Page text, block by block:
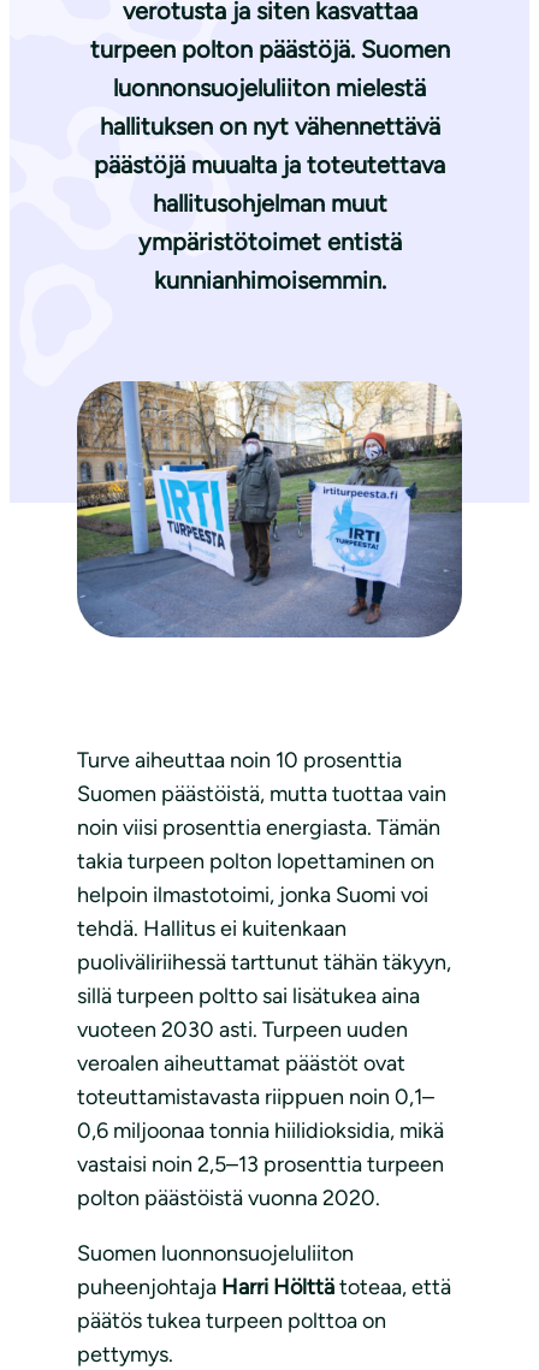
verotusta ja siten kasvattaa
turpeen polton päästöjä. Suomen
luonnonsuojeluliiton mielestä
hallituksen on nyt vähennettävä
päästöjä muualta ja toteutettava
hallitusohjelman muut
ympäristötoimet entistä
kunnianhimoisemmin.
Turve aiheuttaa noin 10 prosenttia
Suomen päästöistä, mutta tuottaa vain
noin viisi prosenttia energiasta. Tämän
takia turpeen polton lopettaminen on
helpoin ilmastotoimi, jonka Suomi voi
tehdä. Hallitus ei kuitenkaan
puoliväliriihessä tarttunut tähän täkyyn,
sillä turpeen poltto sai lisätukea aina
vuoteen 2030 asti. Turpeen uuden
veroalen aiheuttamat päästöt ovat
toteuttamistavasta riippuen noin 0,1–
0,6 miljoonaa tonnia hiilidioksidia, mikä
vastaisi noin 2,5–13 prosenttia turpeen
polton päästöistä vuonna 2020.
Suomen luonnonsuojeluliiton
puheenjohtaja Harri Hölttätoteaa, että
päätös tukea turpeen polttoa on
pettymys.